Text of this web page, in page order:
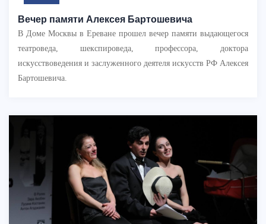
Вечер памяти Алексея Бартошевича
В Доме Москвы в Ереване прошел вечер памяти выдающегося
театроведа, шекспироведа, профессора, доктора
искусствоведения и заслуженного деятеля искусств РФ Алексея
Бартошевича.